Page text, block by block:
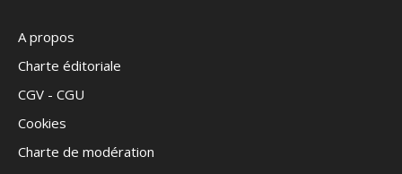
A propos
Charte éditoriale
CGV - CGU
Cookies
Charte de modération